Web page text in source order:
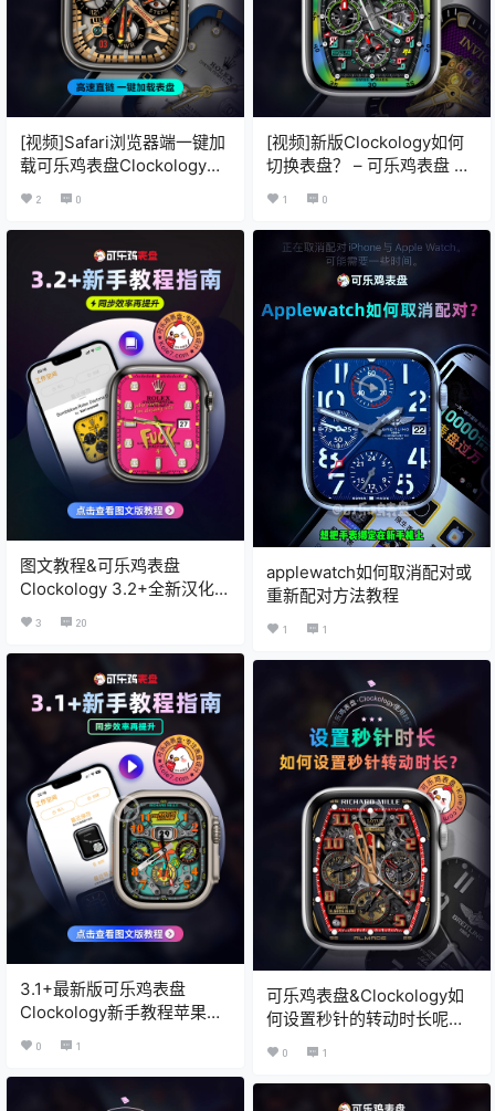
[视频]Safari浏览器端一键加
载可乐鸡表盘Clockology教
程方法
2 0
[视频]新版Clockology如何
切换表盘？ – 可乐鸡表盘 X
Clockology教程
1 0
图文教程&可乐鸡表盘
Clockology 3.2+全新汉化自
定义/同步界面新手教程指南
3 20
applewatch如何取消配对或
重新配对方法教程
1 1
3.1+最新版可乐鸡表盘
Clockology新手教程苹果手
表同步及补丁指南
0 1
可乐鸡表盘&Clockology如
何设置秒针的转动时长呢？
– 可乐鸡表盘 X Clockology
0 1